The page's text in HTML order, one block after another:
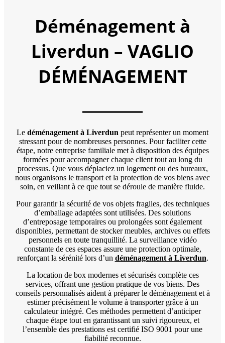
Déménagement à
Liverdun – VAGLIO
DÉMÉNAGEMENT
Le déménagement à Liverdun peut représenter un moment
stressant pour de nombreuses personnes. Pour faciliter cette
étape, notre entreprise familiale met à disposition des équipes
formées pour accompagner chaque client tout au long du
processus. Que vous déplaciez un logement ou des bureaux,
nous organisons le transport et la protection de vos biens avec
soin, en veillant à ce que tout se déroule de manière fluide.
Pour garantir la sécurité de vos objets fragiles, des techniques
d’emballage adaptées sont utilisées. Des solutions
d’entreposage temporaires ou prolongées sont également
disponibles, permettant de stocker meubles, archives ou effets
personnels en toute tranquillité. La surveillance vidéo
constante de ces espaces assure une protection optimale,
renforçant la sérénité lors d’un déménagement à Liverdun.
La location de box modernes et sécurisés complète ces
services, offrant une gestion pratique de vos biens. Des
conseils personnalisés aident à préparer le déménagement et à
estimer précisément le volume à transporter grâce à un
calculateur intégré. Ces méthodes permettent d’anticiper
chaque étape tout en garantissant un suivi rigoureux, et
l’ensemble des prestations est certifié ISO 9001 pour une
fiabilité reconnue.